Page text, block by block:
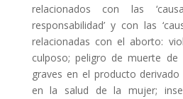
relacionados con las
responsabilidad’ y con las
relacionadas con el aborto:
culposo; peligro de muerte de
graves en el producto
en la salud de la mujer;